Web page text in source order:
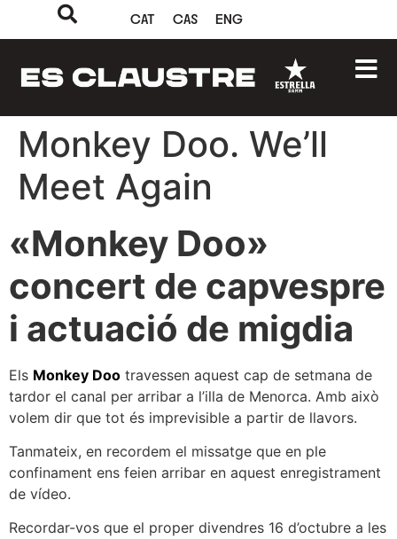
CAT CAS ENG
Monkey Doo. We’ll
Meet Again
«Monkey Doo»
concert de capvespre
i actuació de migdia
Els Monkey Doo travessen aquest cap de setmana de
tardor el canal per arribar a l’illa de Menorca. Amb això
volem dir que tot és imprevisible a partir de llavors.
Tanmateix, en recordem el missatge que en ple
confinament ens feien arribar en aquest enregistrament
de vídeo.
Recordar-vos que el proper divendres 16 d’octubre a les